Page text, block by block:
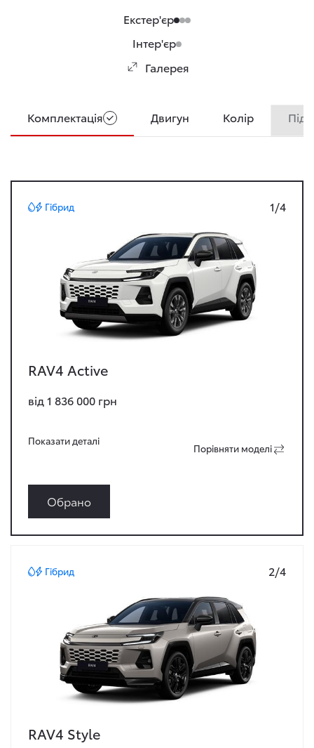
Екстер'єр
Інтер'єр
Галерея
Комплектація Двигун Колір
Гібрид 1/4
RAV4 Active
від 1 836 000 грн
Показати деталi
Порiвняти моделi
Обрано
Гібрид 2/4
RAV4 Style